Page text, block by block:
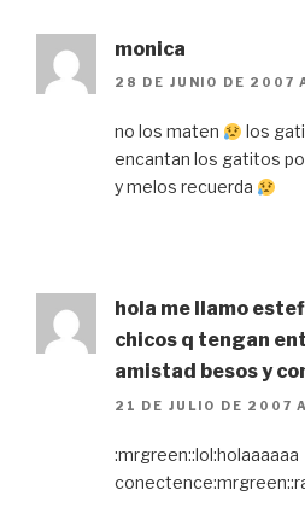
monica
28 DE JUNIO DE 2007
no los maten los
encantan los gatitos
y melos recuerda
hola me llamo
chicos q tengan
amistad besos y
21 DE JULIO DE 2007
:mrgreen::lol:holaaaaaa